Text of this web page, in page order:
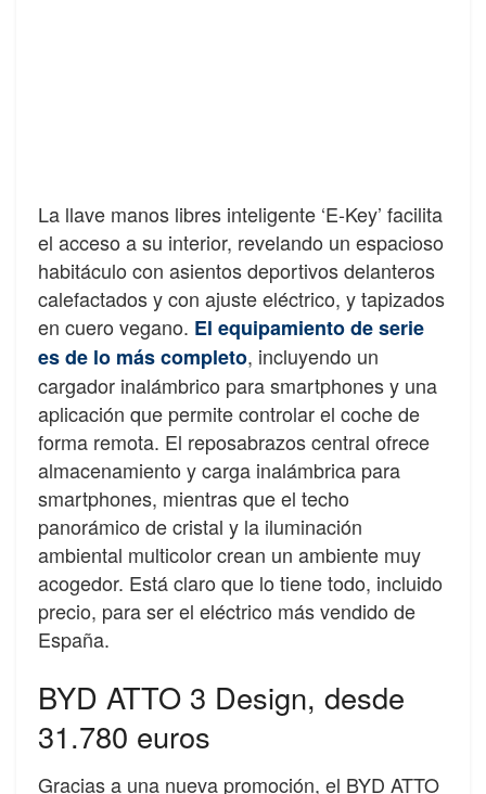
La llave manos libres inteligente ‘E-Key’ facilita
el acceso a su interior, revelando un espacioso
habitáculo con asientos deportivos delanteros
calefactados y con ajuste eléctrico, y tapizados
en cuero vegano. El equipamiento de serie
es de lo más completo, incluyendo un
cargador inalámbrico para smartphones y una
aplicación que permite controlar el coche de
forma remota. El reposabrazos central ofrece
almacenamiento y carga inalámbrica para
smartphones, mientras que el techo
panorámico de cristal y la iluminación
ambiental multicolor crean un ambiente muy
acogedor. Está claro que lo tiene todo, incluido
precio, para ser el eléctrico más vendido de
España.
BYD ATTO 3 Design, desde
31.780 euros
Gracias a una nueva promoción, el BYD ATTO